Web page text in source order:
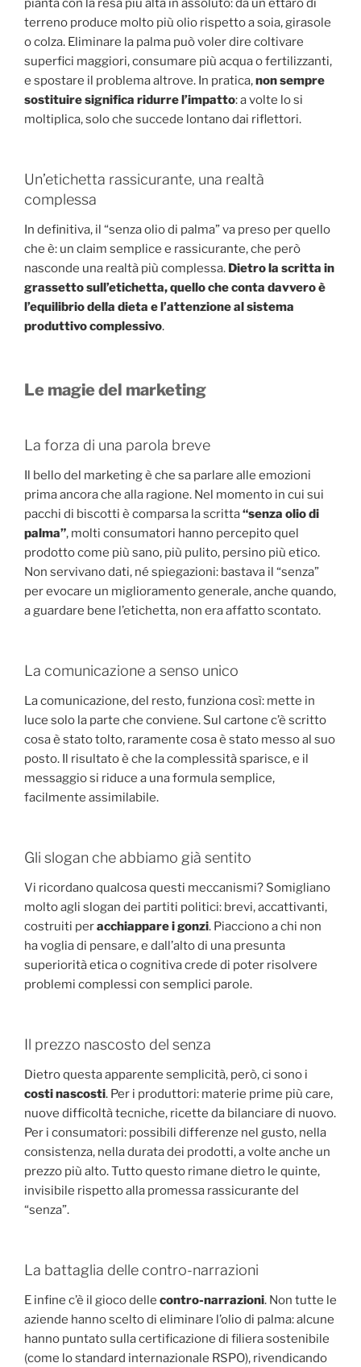
pianta con la resa più alta in assoluto: da un ettaro di
terreno produce molto più olio rispetto a soia, girasole
o colza. Eliminare la palma può voler dire coltivare
superfici maggiori, consumare più acqua o fertilizzanti,
e spostare il problema altrove. In pratica,non sempre
sostituire significa ridurre l’impatto: a volte lo si
moltiplica, solo che succede lontano dai riflettori.
Un’etichetta rassicurante, una realtà
complessa
In definitiva, il “senza olio di palma” va preso per quello
che è: un claim semplice e rassicurante, che però
nasconde una realtà più complessa. Dietro la scritta in
grassetto sull’etichetta, quello che conta davvero è
l’equilibrio della dieta e l’attenzione al sistema
produttivo complessivo.
Le magie del marketing
La forza di una parola breve
Il bello del marketing è che sa parlare alle emozioni
prima ancora che alla ragione. Nel momento in cui sui
pacchi di biscotti è comparsa la scritta“senza olio di
palma”, molti consumatori hanno percepito quel
prodotto come più sano, più pulito, persino più etico.
Non servivano dati, né spiegazioni: bastava il “senza”
per evocare un miglioramento generale, anche quando,
a guardare bene l’etichetta, non era affatto scontato.
La comunicazione a senso unico
La comunicazione, del resto, funziona così: mette in
luce solo la parte che conviene. Sul cartone c’è scritto
cosa è stato tolto, raramente cosa è stato messo al suo
posto. Il risultato è che la complessità sparisce, e il
messaggio si riduce a una formula semplice,
facilmente assimilabile.
Gli slogan che abbiamo già sentito
Vi ricordano qualcosa questi meccanismi? Somigliano
molto agli slogan dei partiti politici: brevi, accattivanti,
costruiti peracchiappare i gonzi. Piacciono a chi non
ha voglia di pensare, e dall’alto di una presunta
superiorità etica o cognitiva crede di poter risolvere
problemi complessi con semplici parole.
Il prezzo nascosto del senza
Dietro questa apparente semplicità, però, ci sono i
costi nascosti. Per i produttori: materie prime più care,
nuove difficoltà tecniche, ricette da bilanciare di nuovo.
Per i consumatori: possibili differenze nel gusto, nella
consistenza, nella durata dei prodotti, a volte anche un
prezzo più alto. Tutto questo rimane dietro le quinte,
invisibile rispetto alla promessa rassicurante del
“senza”.
La battaglia delle contro-narrazioni
E infine c’è il gioco delle contro-narrazioni. Non tutte le
aziende hanno scelto di eliminare l’olio di palma: alcune
hanno puntato sulla certificazione di filiera sostenibile
(come lo standard internazionale RSPO), rivendicando